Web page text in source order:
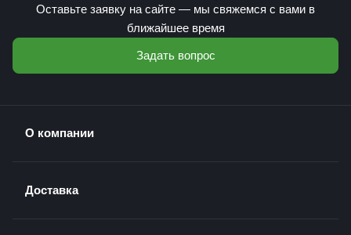
Оставьте заявку на сайте — мы свяжемся с вами в
ближайшее время
Задать вопрос
О компании
Доставка